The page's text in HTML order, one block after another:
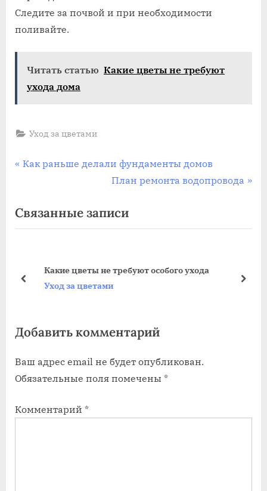
Следите за почвой и при необходимости
поливайте.
Читать статью Какие цветы не требуют
ухода дома
Уход за цветами
Навигация
записям
П
д
ы
щ
з
п
и
ь
Как раньше делали фундаменты домов
С
е
д
з
п
и
План ремонта водопровода
Связанные записи
Какие цветы не требуют особого ухода
Уход за цветами
пред
Добавить комментарий
Ваш адрес email не будет опубликован.
Обязательные поля помечены *
Комментарий *